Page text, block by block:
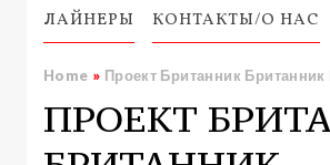
ЛАЙНЕРЫ
КОНТАКТЫ/О НАС
Home » Проект Британник
ПРОЕКТ